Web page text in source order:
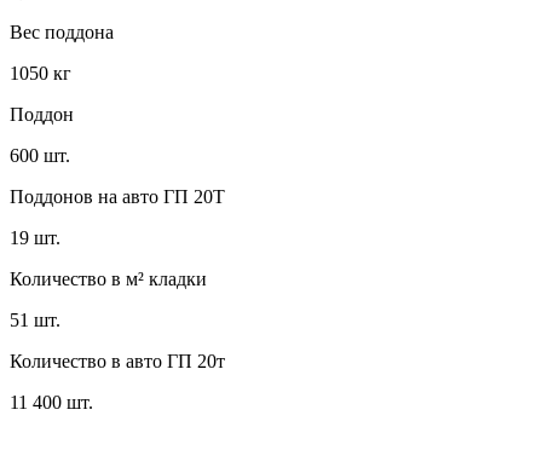
Вес поддона
1050 кг
Поддон
600 шт.
Поддонов на авто ГП 20Т
19 шт.
Количество в м² кладки
51 шт.
Количество в авто ГП 20т
11 400 шт.